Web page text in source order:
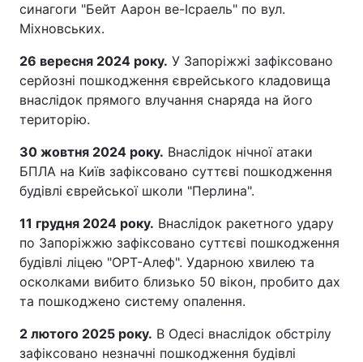
синагоги "Бейт Аарон ве-Ісраель" по вул.
Міхновських.
26 вересня 2024 року. У Запоріжжі зафіксовано
серйозні пошкодження єврейського кладовища
внаслідок прямого влучання снаряда на його
територію.
30 жовтня 2024 року. Внаслідок нічної атаки
БПЛА на Київ зафіксовано суттєві пошкодження
будівлі єврейської школи "Перлина".
11 грудня 2024 року. Внаслідок ракетного удару
по Запоріжжю зафіксовано суттєві пошкодження
будівлі ліцею "ОРТ-Алеф". Ударною хвилею та
осколками вибито близько 50 вікон, пробито дах
та пошкоджено систему опалення.
2 лютого 2025 року. В Одесі внаслідок обстрілу
зафіксовано незначні пошкодження будівлі